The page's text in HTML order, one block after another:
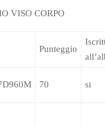
VISO CORPO
Punteggio
70 si